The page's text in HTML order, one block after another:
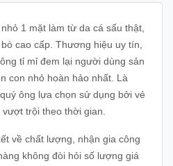
1 mặt làm từ da cá sấu thật,
cao cấp. Thương hiệu uy tín,
tỉ mỉ đem lại người dùng sản
con nhỏ hoàn hảo nhất. Là
ông lựa chọn sử dụng bởi vẻ
trội theo thời gian.
về chất lượng, nhận gia công
không đòi hỏi số lượng giá